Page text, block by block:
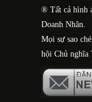
® Tất cả hình
Doanh Nhân.
Mọi sự sao
hội Chủ nghĩa